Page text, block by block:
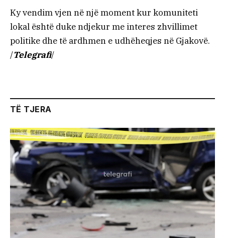
Ky vendim vjen në një moment kur komuniteti
lokal është duke ndjekur me interes zhvillimet
politike dhe të ardhmen e udhëheqjes në Gjakovë.
/Telegrafi/
TË TJERA